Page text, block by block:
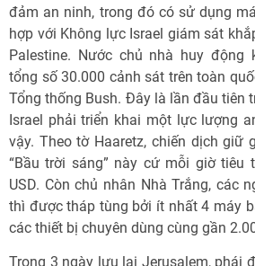
đảm an ninh, trong đó có sử dụng
hợp với Không lực Israel giám sát
Palestine. Nước chủ nhà huy động
tổng số 30.000 cảnh sát trên toàn
Tổng thống Bush. Đây là lần đầu tiên
Israel phải triển khai một lực lượng
vậy. Theo tờ Haaretz, chiến dịch giữ
“Bầu trời sáng” này cứ mỗi giờ tiêu
USD. Còn chủ nhân Nhà Trắng, các
thì được tháp tùng bởi ít nhất 4 máy
các thiết bị chuyên dùng cùng gần
Trong 3 ngày lưu lại Jerusalem, phái